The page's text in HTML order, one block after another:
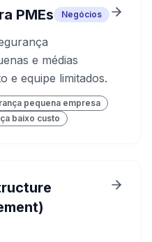
PMEs Negócios
e médias
e equipe limitados.
pequena empresa
baixo custo